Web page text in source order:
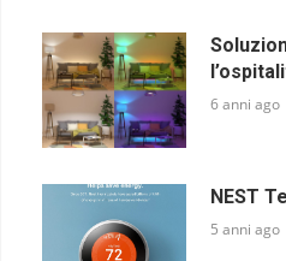
6 anni ago
NEST
5 anni ago